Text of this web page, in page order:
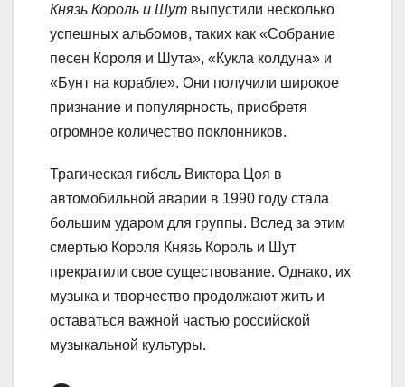
Князь Король и Шут выпустили несколько
успешных альбомов, таких как «Собрание
песен Короля и Шута», «Кукла колдуна» и
«Бунт на корабле». Они получили широкое
признание и популярность, приобретя
огромное количество поклонников.
Трагическая гибель Виктора Цоя в
автомобильной аварии в 1990 году стала
большим ударом для группы. Вслед за этим
смертью Короля Князь Король и Шут
прекратили свое существование. Однако, их
музыка и творчество продолжают жить и
оставаться важной частью российской
музыкальной культуры.